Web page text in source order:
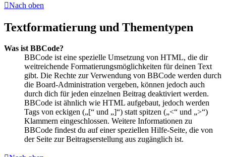
Nach oben
Textformatierung und Thementypen
Was ist BBCode?
BBCode ist eine spezielle Umsetzung von HTML, die dir
weitreichende Formatierungsmöglichkeiten für deinen Text
gibt. Die Rechte zur Verwendung von BBCode werden durch
die Board-Administration vergeben, können jedoch auch
durch dich für jeden einzelnen Beitrag deaktiviert werden.
BBCode ist ähnlich wie HTML aufgebaut, jedoch werden
Tags von eckigen („[“ und „]“) statt spitzen („<“ und „>“)
Klammern eingeschlossen. Weitere Informationen zu
BBCode findest du auf einer speziellen Hilfe-Seite, die von
der Seite zur Beitragserstellung aus zugänglich ist.